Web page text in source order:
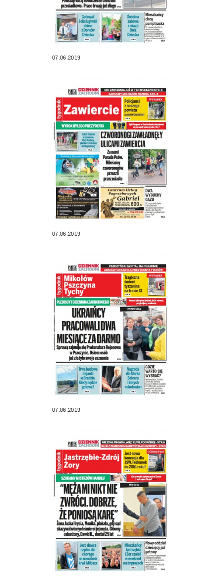
07.06.2019
07.06.2019
07.06.2019